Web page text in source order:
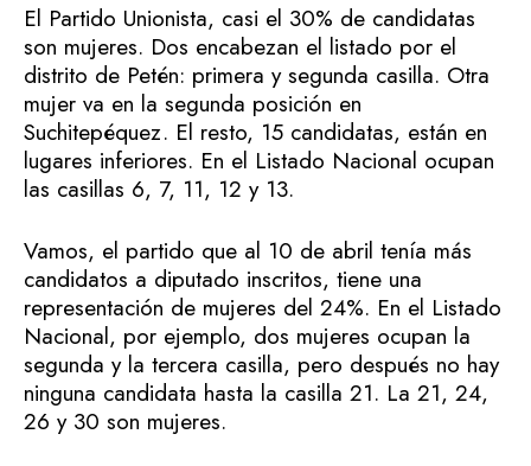
El Partido Unionista, casi el 30% de candidatas
son mujeres. Dos encabezan el listado por el
distrito de Petén: primera y segunda casilla. Otra
mujer va en la segunda posición en
Suchitepéquez. El resto, 15 candidatas, están en
lugares inferiores. En el Listado Nacional ocupan
las casillas 6, 7, 11, 12 y 13.
Vamos, el partido que al 10 de abril tenía más
candidatos a diputado inscritos, tiene una
representación de mujeres del 24%. En el Listado
Nacional, por ejemplo, dos mujeres ocupan la
segunda y la tercera casilla, pero después no hay
ninguna candidata hasta la casilla 21. La 21, 24,
26 y 30 son mujeres.